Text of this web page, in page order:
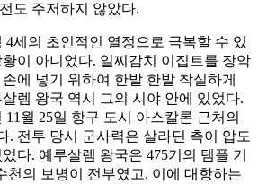
도 주저하지 않았다.
세의 초인적인 열정으로 극복할 수 있
이 아니었다. 일찌감치 이집트를 장악
에 넣기 위하여 한발 한발 착실하게
렘 왕국 역시 그의 시야 안에 있었다.
11월 25일 항구 도시 아스칼론 근처의
. 전투 당시 군사력은 살라딘 측이 압도
다. 예루살렘 왕국은 475기의 템플 기
천의 보병이 전부였고, 이에 대항하는